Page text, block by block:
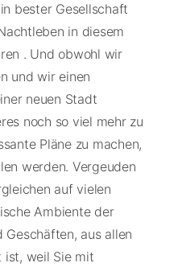
bester Gesellschaft
in diesem
. Und obwohl wir
und wir einen
neuen Stadt
noch so viel mehr zu
Pläne zu machen,
werden. Vergeuden
auf vielen
Ambiente der
aus allen
ist, weil Sie mit